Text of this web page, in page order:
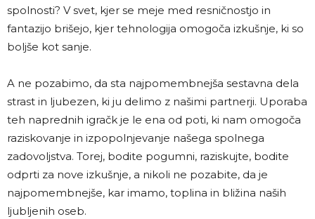
spolnosti? V svet, kjer se meje med resničnostjo in
fantazijo brišejo, kjer tehnologija omogoča izkušnje, ki so
boljše kot sanje.
A ne pozabimo, da sta najpomembnejša sestavna dela
strast in ljubezen, ki ju delimo z našimi partnerji. Uporaba
teh naprednih igračk je le ena od poti, ki nam omogoča
raziskovanje in izpopolnjevanje našega spolnega
zadovoljstva. Torej, bodite pogumni, raziskujte, bodite
odprti za nove izkušnje, a nikoli ne pozabite, da je
najpomembnejše, kar imamo, toplina in bližina naših
ljubljenih oseb.